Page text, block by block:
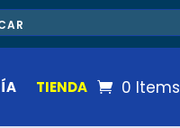
TIENDA 0 Items